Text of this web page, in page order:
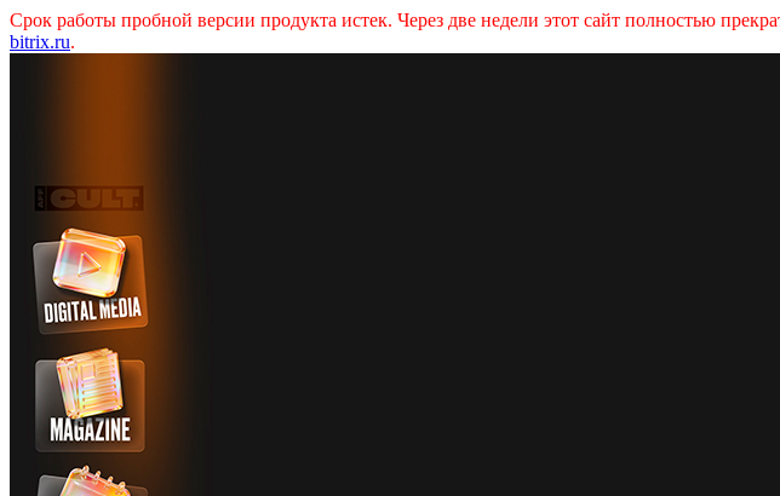
Срок работы пробной версии продукта истек. Через две недели этот сайт полностью
bitrix.ru.